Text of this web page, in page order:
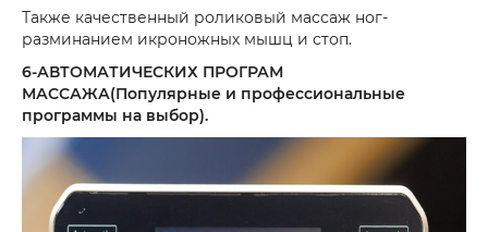
Также качественный роликовый массаж ног-
разминанием икроножных мышц и стоп.
6-АВТОМАТИЧЕСКИХ ПРОГРАМ
МАССАЖА(Популярные и профессиональные
программы на выбор).